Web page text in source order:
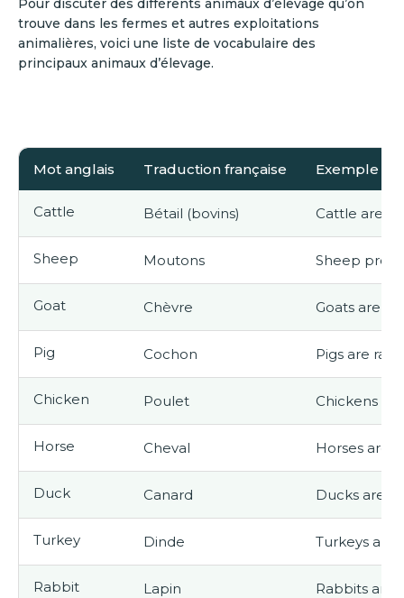
Pour discuter des différents animaux d’élevage qu’on
trouve dans les fermes et autres exploitations
animalières, voici une liste de vocabulaire des
principaux animaux d’élevage.
Mot anglais Traduction française Exemple
Cattle Bétail (bovins) Cattle are
Sheep Moutons Sheep
Goat Chèvre Goats are
Pig Cochon Pigs are
Chicken Poulet Chickens
Horse Cheval Horses are
Duck Canard Ducks are
Turkey Dinde Turkeys are
Rabbit Lapin Rabbits are